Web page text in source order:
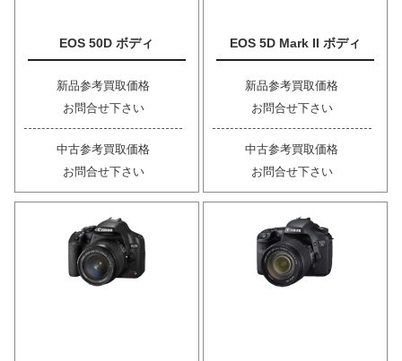
EOS 50D ボディ
新品参考買取価格
お問合せ下さい
中古参考買取価格
お問合せ下さい
EOS 5D Mark II ボディ
新品参考買取価格
お問合せ下さい
中古参考買取価格
お問合せ下さい